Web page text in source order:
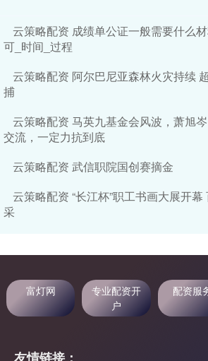
云策略配资 成绩单公证一般需要什么
可_时间_过程
云策略配资 阿尔巴尼亚森林火灾持续
捕
云策略配资 马英九基金会风波，萧旭
交流，一定力抗到底
云策略配资 武信职院国创赛摘金
云策略配资 “长江杯”职工书画大展开
采
富灯网
专业配资开
户
配资服
友情链接：